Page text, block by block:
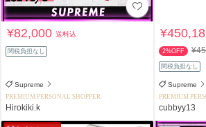
¥82,000送料込
関税負担なし
Supreme
PREMIUM PERSONAL SHOPPER
Hirokiki.k
2%OFF
関税負担なし
Supreme
PREMIUM
cubbyy13